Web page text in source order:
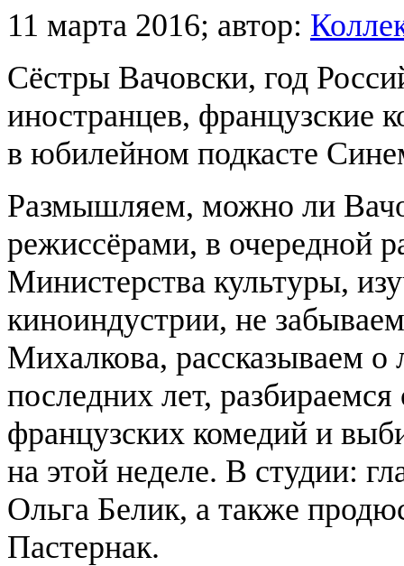
11 марта 2016; автор:
Сёстры Вачовски, год
иностранцев, французские
в юбилейном подкасте
Размышляем, можно ли
режиссёрами, в очередной
Министерства культуры,
киноиндустрии, не
Михалкова, рассказываем
последних лет,
французских комедий и
на этой неделе. В студии:
Ольга Белик, а также
Пастернак.